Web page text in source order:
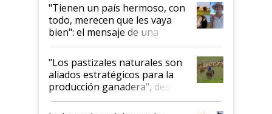
"Tienen un país hermoso, con
todo, merecen que les vaya
bien": el mensaje de una
ganadera uruguaya sobre las
oportunidades que se abren
para el agro en Argentina, con
foco en la carne
"Los pastizales naturales son
aliados estratégicos para la
producción ganadera", destaca
la iniciativa que ya reúne a 46
establecimientos en Argentina